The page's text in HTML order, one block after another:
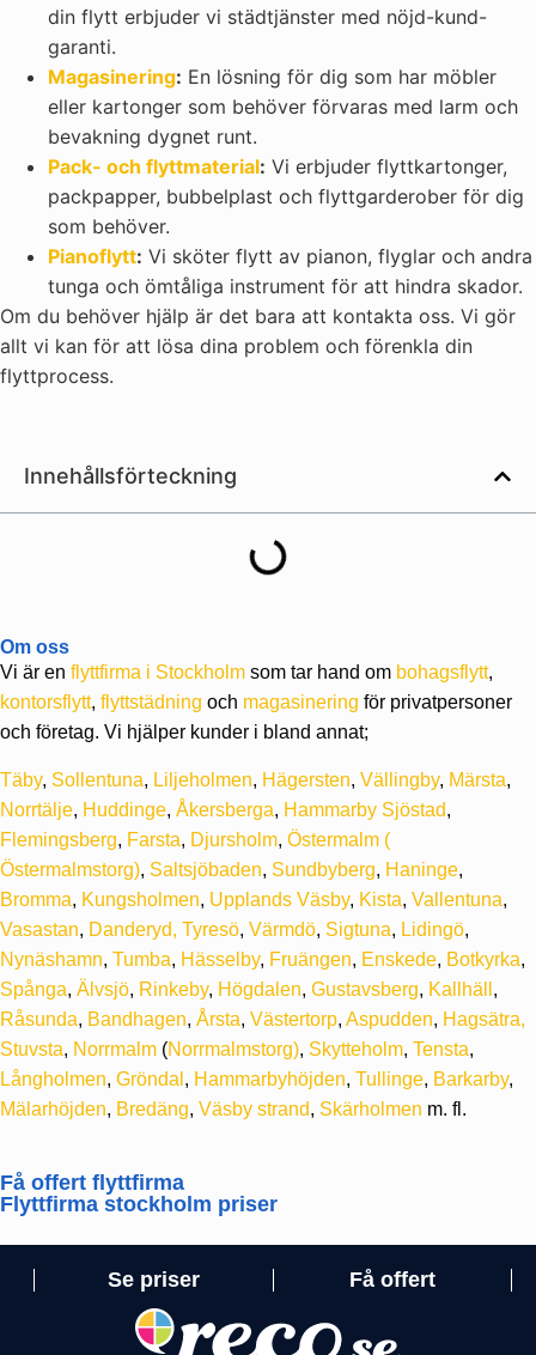
din flytt erbjuder vi städtjänster med nöjd-kund-
garanti.
Magasinering: En lösning för dig som har möbler
eller kartonger som behöver förvaras med larm och
bevakning dygnet runt.
Pack- och flyttmaterial: Vi erbjuder flyttkartonger,
packpapper, bubbelplast och flyttgarderober för dig
som behöver.
Pianoflytt: Vi sköter flytt av pianon, flyglar och andra
tunga och ömtåliga instrument för att hindra skador.
Om du behöver hjälp är det bara att kontakta oss. Vi gör
allt vi kan för att lösa dina problem och förenkla din
flyttprocess.
Innehållsförteckning
Om oss
Vi är en flyttfirma i Stockholm som tar hand om bohagsflytt,
kontorsflytt, flyttstädning och magasinering för privatpersoner
och företag. Vi hjälper kunder i bland annat;
Täby, Sollentuna, Liljeholmen, Hägersten, Vällingby, Märsta,
Norrtälje, Huddinge, Åkersberga, Hammarby Sjöstad,
Flemingsberg, Farsta, Djursholm, Östermalm (
Östermalmstorg), Saltsjöbaden, Sundbyberg, Haninge,
Bromma, Kungsholmen, Upplands Väsby, Kista, Vallentuna,
Vasastan, Danderyd, Tyresö, Värmdö, Sigtuna, Lidingö,
Nynäshamn, Tumba, Hässelby, Fruängen, Enskede, Botkyrka,
Spånga, Älvsjö, Rinkeby, Högdalen, Gustavsberg, Kallhäll ,
Råsunda, Bandhagen, Årsta, Västertorp, Aspudden, Hagsätra,
Stuvsta, Norrmalm (Norrmalmstorg), Skytteholm, Tensta,
Långholmen, Gröndal , Hammarbyhöjden, Tullinge, Barkarby,
Mälarhöjden, Bredäng, Väsby strand, Skärholmen m. fl.
Få offert flyttfirma
Flyttfirma stockholm priser
Se priser Få offert